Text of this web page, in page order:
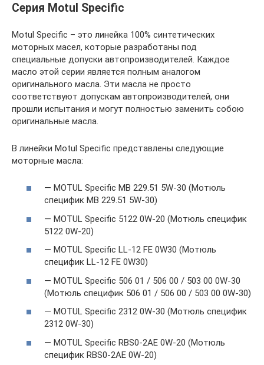
Серия Motul Specific
Motul Specific – это линейка 100% синтетических
моторных масел, которые разработаны под
специальные допуски автопроизводителей. Каждое
масло этой серии является полным аналогом
оригинального масла. Эти масла не просто
соответствуют допускам автопроизводителей, они
прошли испытания и могут полностью заменить собою
оригинальные масла.
В линейки Motul Specific представлены следующие
моторные масла:
— MOTUL Specific MB 229.51 5W-30 (Мотюль
специфик MB 229.51 5W-30)
— MOTUL Specific 5122 0W-20 (Мотюль специфик
5122 0W-20)
— MOTUL Specific LL-12 FE 0W30 (Мотюль
специфик LL-12 FE 0W30)
— MOTUL Specific 506 01 / 506 00 / 503 00 0W-30
(Мотюль специфик 506 01 / 506 00 / 503 00 0W-30)
— MOTUL Specific 2312 0W-30 (Мотюль специфик
2312 0W-30)
— MOTUL Specific RBS0-2AE 0W-20 (Мотюль
специфик RBS0-2AE 0W-20)